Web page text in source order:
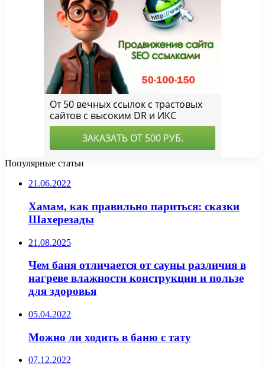
Популярные статьи
21.06.2022
Хамам, как правильно париться: сказки
Шахерезады
21.08.2025
Чем баня отличается от сауны различия в
нагреве влажности конструкции и пользе
для здоровья
05.04.2022
Можно ли ходить в баню с тату
07.12.2022